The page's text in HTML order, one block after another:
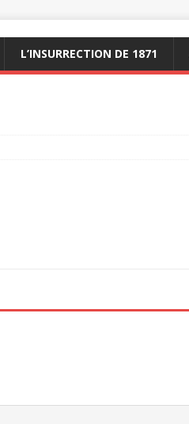
L’INSURRECTION DE 1871